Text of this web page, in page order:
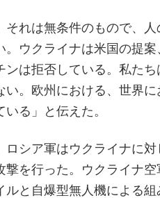
れは無条件のもので、人
ウクライナは米国の提案
は拒否している。私たち
。欧州における、世界に
る」と伝えた。
ロシア軍はウクライナに対
を行った。ウクライナ空
ルと自爆型無人機による組